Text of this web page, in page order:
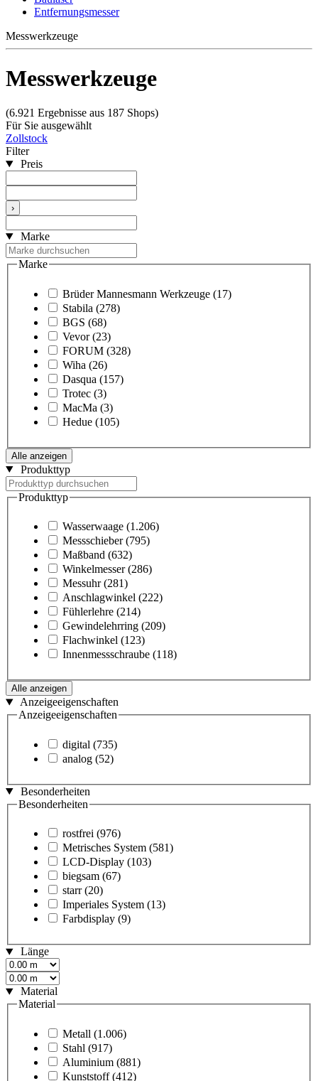
Entfernungsmesser
Messwerkzeuge
Messwerkzeuge
(6.921 Ergebnisse aus 187 Shops)
Für Sie ausgewählt
Zollstock
Filter
Preis
›
Marke
Marke
Brüder Mannesmann Werkzeuge (17)
Stabila (278)
BGS (68)
Vevor (23)
FORUM (328)
Wiha (26)
Dasqua (157)
Trotec (3)
MacMa (3)
Hedue (105)
Alle anzeigen
Produkttyp
Produkttyp
Wasserwaage (1.206)
Messschieber (795)
Maßband (632)
Winkelmesser (286)
Messuhr (281)
Anschlagwinkel (222)
Fühlerlehre (214)
Gewindelehrring (209)
Flachwinkel (123)
Innenmessschraube (118)
Alle anzeigen
Anzeigeeigenschaften
Anzeigeeigenschaften
digital (735)
analog (52)
Besonderheiten
Besonderheiten
rostfrei (976)
Metrisches System (581)
LCD-Display (103)
biegsam (67)
starr (20)
Imperiales System (13)
Farbdisplay (9)
Länge
Material
Material
Metall (1.006)
Stahl (917)
Aluminium (881)
Kunststoff (412)